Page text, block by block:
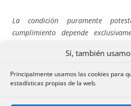
Sí, también
Principalmente usamos las cookies para
estadísticas propias de la web.
La condición puramente
cumplimiento depende
potestativa produce la nulidad de